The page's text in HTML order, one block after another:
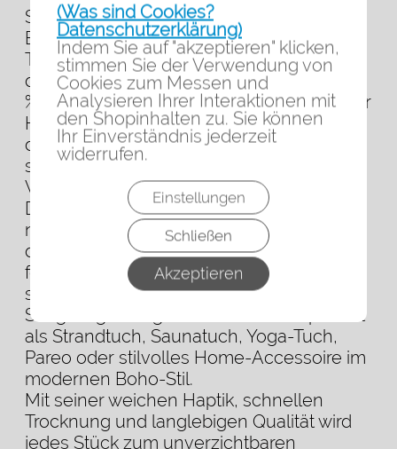
(Was sind Cookies?
Datenschutzerklärung)
Indem Sie auf "akzeptieren" klicken,
stimmen Sie der Verwendung von
Cookies zum Messen und
Analysieren Ihrer Interaktionen mit
den Shopinhalten zu. Sie können
Ihr Einverständnis jederzeit
widerrufen.
Einstellungen
Schließen
Akzeptieren
Sanft, leicht und voller mediterraner
Eleganz – das Aegean Towel „Aegean
Touch“ bringt das pure Gefühl der Ägäis
direkt zu dir nach Hause. Gefertigt aus 100
% natürlicher Baumwolle und in liebevoller
Handarbeit hergestellt, überzeugt
dieses handmade Hamamtuch durch
seine schlichte Schönheit und zeitlose
Vielseitigkeit.
Das
natürliche Offwhite/Naturweiß erinnert an
die klare Leichtigkeit Sommer und den
feinen Sand der ägäischen Küsten. Durch
sein geringes Gewicht und die hohe
Saugfähigkeit eignet sich das Tuch perfekt
als Strandtuch, Saunatuch, Yoga-Tuch,
Pareo oder stilvolles Home-Accessoire im
modernen Boho-Stil.
Mit seiner weichen Haptik, schnellen
Trocknung und langlebigen Qualität wird
jedes Stück zum unverzichtbaren